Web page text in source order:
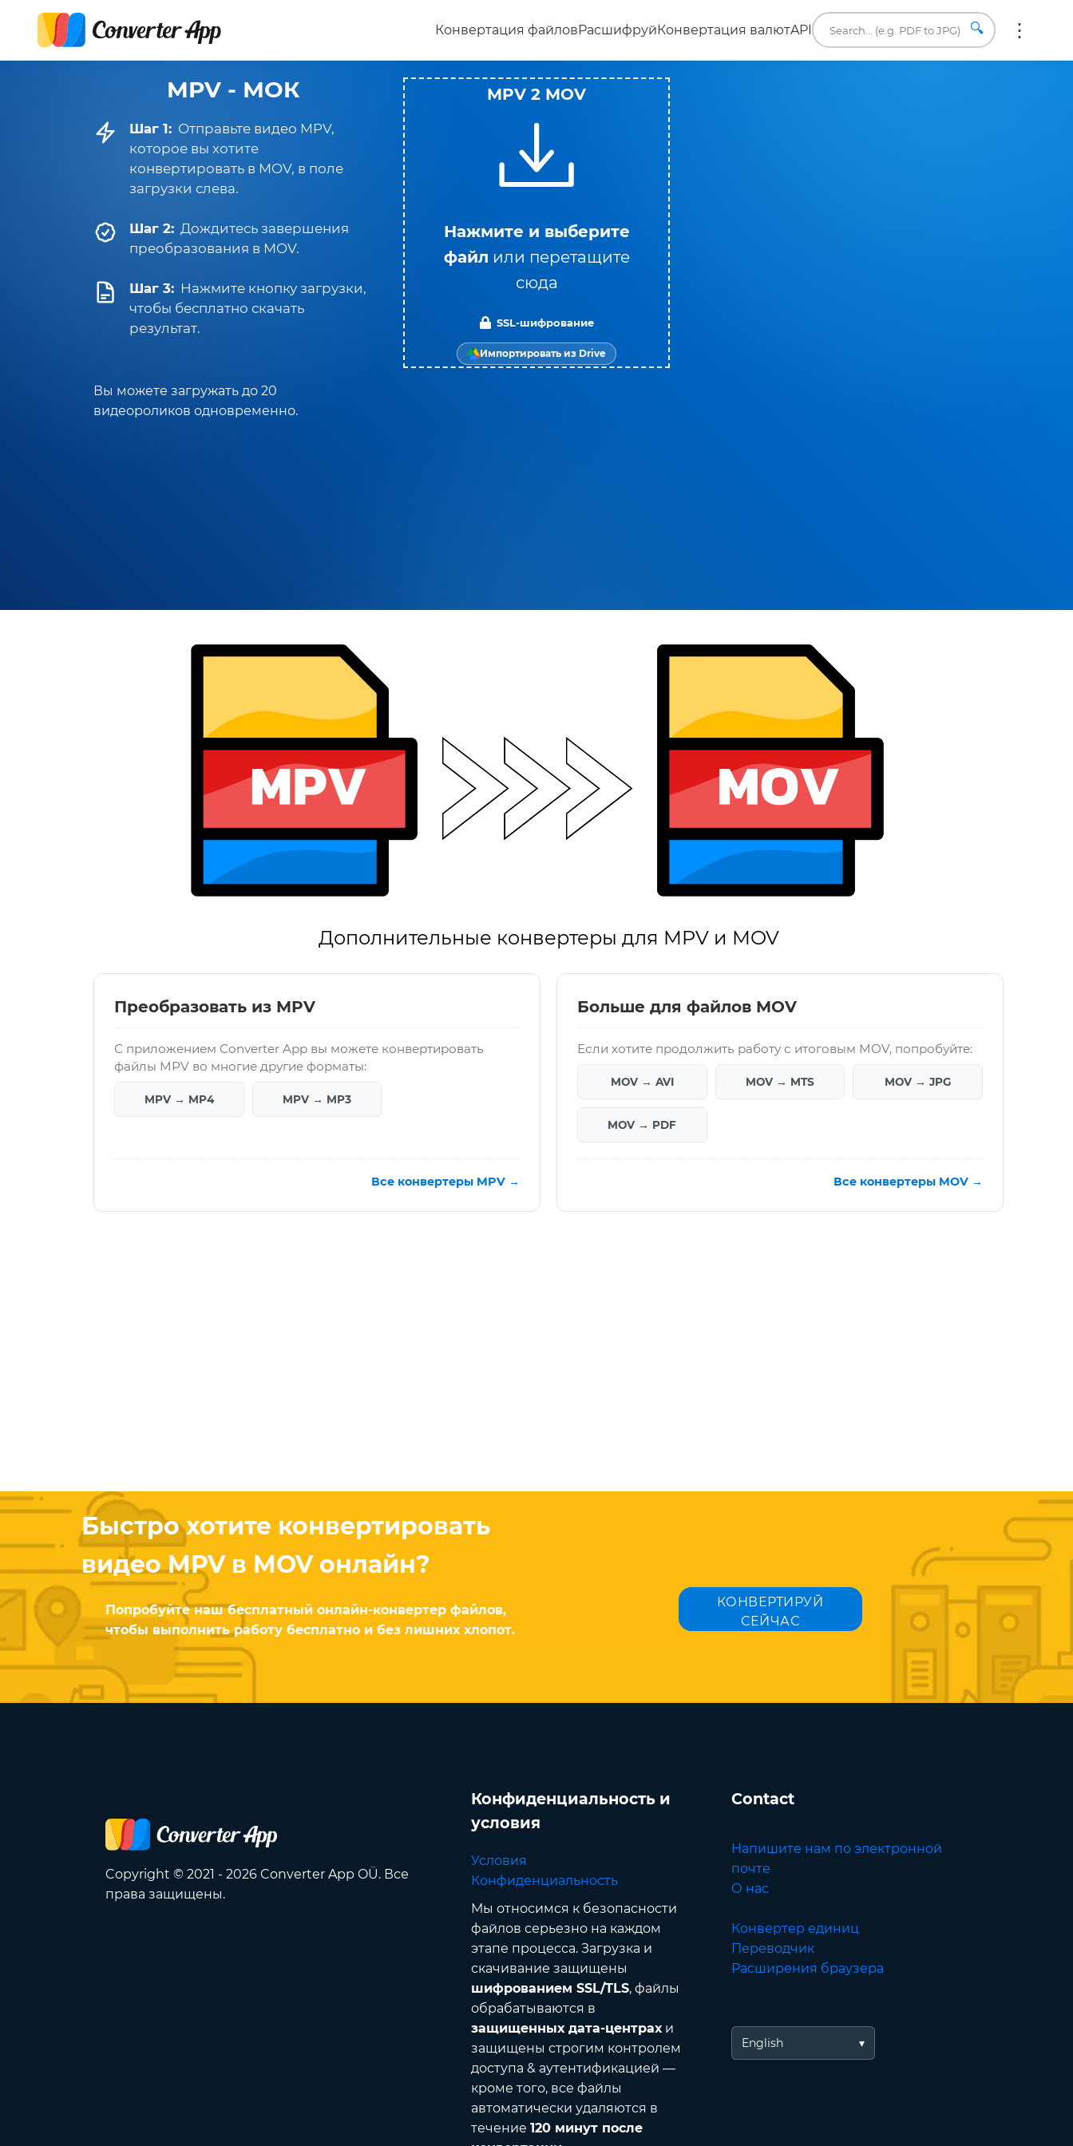
Конвертация файловРасшифруйКонвертация валютAPI 🔍
MPV - МОК
Шаг 1: Отправьте видео MPV,
которое вы хотите
конвертировать в MOV, в поле
загрузки слева.
Шаг 2: Дождитесь завершения
преобразования в MOV.
Шаг 3: Нажмите кнопку загрузки,
чтобы бесплатно скачать
результат.
Вы можете загружать до 20
видеороликов одновременно.
MPV 2 MOV
Нажмите и выберите
файл или перетащите
сюда
SSL-шифрование
Импортировать из Drive
Дополнительные конвертеры для MPV и MOV
Преобразовать из MPV
С приложением Converter App вы можете конвертировать
файлы MPV во многие другие форматы:
MPV → MP4 MPV → MP3
Все конвертеры MPV →
Больше для файлов MOV
Если хотите продолжить работу с итоговым MOV, попробуйте:
MOV → AVI MOV → MTS MOV → JPG
MOV → PDF
Все конвертеры MOV →
Быстро хотите конвертировать
видео MPV в MOV онлайн?
Попробуйте наш бесплатный онлайн-конвертер файлов,
чтобы выполнить работу бесплатно и без лишних хлопот.
КОНВЕРТИРУЙ
СЕЙЧАС
Copyright © 2021 - 2026 Converter App OÜ. Все
права защищены.
Конфиденциальность и
условия
Условия
Конфиденциальность
Мы относимся к безопасности
файлов серьезно на каждом
этапе процесса. Загрузка и
скачивание защищены
шифрованием SSL/TLS, файлы
обрабатываются в
защищенных дата-центрахи
защищены строгим контролем
доступа & аутентификацией —
кроме того, все файлы
автоматически удаляются в
течение 120 минут после
Contact
Напишите нам по электронной
почте
О нас
Конвертер единиц
Переводчик
Расширения браузера
English